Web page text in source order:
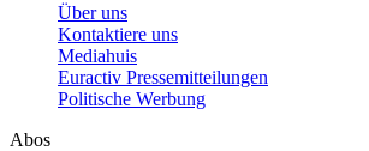
Über uns
Kontaktiere uns
Mediahuis
Euractiv Pressemitteilungen
Politische Werbung
Abos